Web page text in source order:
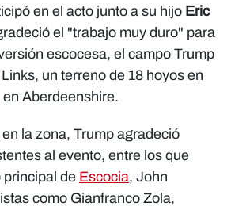
en el acto junto a su hijo Eric
el "trabajo muy duro" para
escocesa, el campo Trump
un terreno de 18 hoyos en
Aberdeenshire.
la zona, Trump agradeció
al evento, entre los que
de Escocia, John
como Gianfranco Zola,